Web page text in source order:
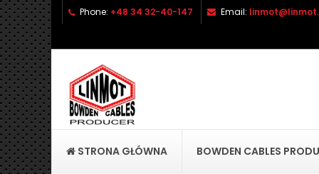
Phone: +48 34 32-40-147 Email:
STRONA GŁÓWNA BOWDEN CABLES